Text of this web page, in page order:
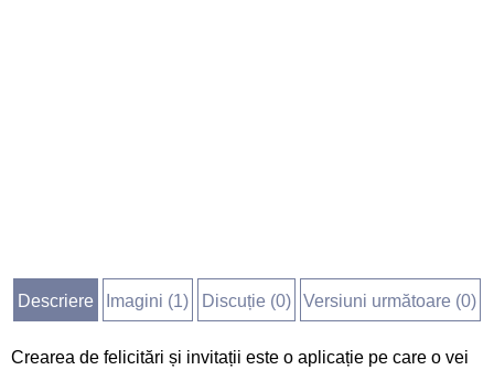
Descriere Imagini (1) Discuție (0) Versiuni următoare (0)
Crearea de felicitări și invitații este o aplicație pe care o vei